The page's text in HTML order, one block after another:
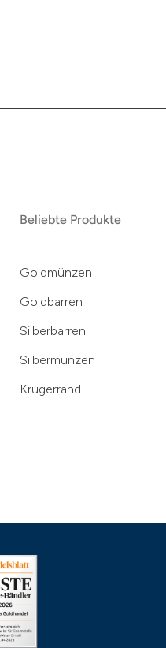
Beliebte Produkte
Goldmünzen
Goldbarren
Silberbarren
Silbermünzen
Krügerrand